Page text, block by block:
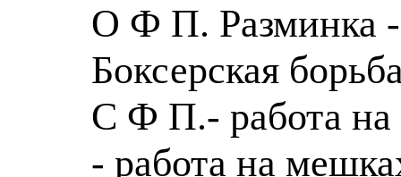
О Ф П. Разминка
Боксерская
С Ф П.- работа на
- работа на